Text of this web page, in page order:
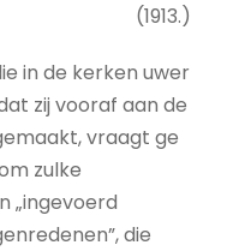
(1913.)
in de kerken uwer
zij vooraf aan de
vraagt ge
zulke
„ingevoerd
die